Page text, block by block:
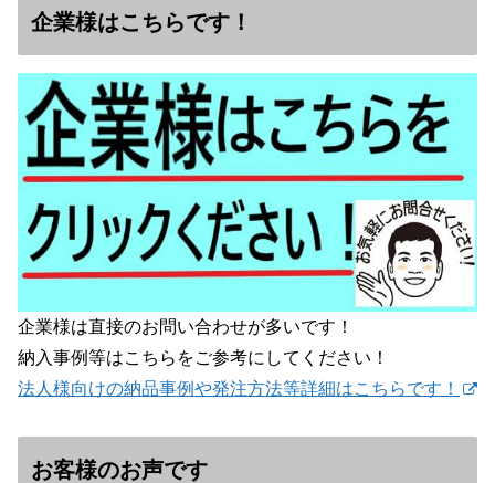
企業様はこちらです！
企業様は直接のお問い合わせが多いです！
納入事例等はこちらをご参考にしてください！
法人様向けの納品事例や発注方法等詳細はこちらです！
お客様のお声です